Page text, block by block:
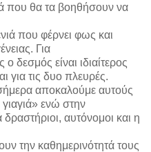
που θα τα βοηθήσουν να
που φέρνει φως και
Για
δεσμός είναι ιδιαίτερος
για τις δυο πλευρές.
αποκαλούμε αυτούς
ενώ στην
δραστήριοι, αυτόνομοι και η
την καθημερινότητά τους